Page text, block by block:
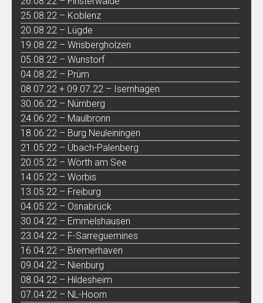
25.08.22 – Koblenz
20.08.22 – Lügde
19.08.22 – Wrisbergholzen
05.08.22 – Wunstorf
04.08.22 – Prüm
08.07.22 + 09.07.22 – Isernhagen
30.06.22 – Nürnberg
24.06.22 – Maulbronn
18.06.22 – Burg Neuleiningen
21.05.22 – Übach-Palenberg
20.05.22 – Wörth am See
14.05.22 – Worbis
13.05.22 – Freiburg
04.05.22 – Osnabrück
30.04.22 – Emmelshausen
23.04.22 – F-Sarreguemines
16.04.22 – Bremerhaven
09.04.22 – Nienburg
08.04.22 – Hildesheim
07.04.22 – NL-Hoorn